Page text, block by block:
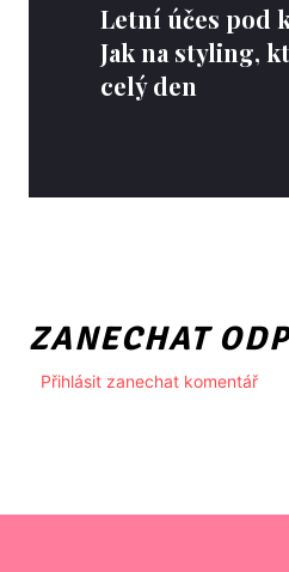
Letní účes pod
Jak na styling,
celý den
ZANECHAT
Přihlásit zanechat komentář